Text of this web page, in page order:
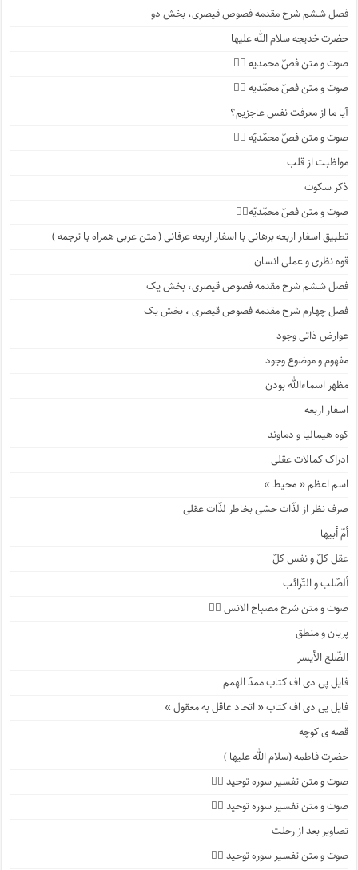
فصل ششم شرح مقدمه فصوص قیصری، بخش دو
حضرت خدیجه سلام الله علیها
صوت و متن فصّ محمدیه ۴️⃣
صوت و متن فصّ محمّدیه ۳️⃣
آیا ما از معرفت نفس عاجزیم؟
صوت و متن فصّ محمّدیّه ۲️⃣
مواظبت از قلب
ذکر سکوت
صوت و متن فصّ محمّدیّه۱️⃣
تطبیق اسفار اربعه برهانی با اسفار اربعه عرفانی ( متن عربی همراه با ترجمه )
قوه نظری و عملی انسان
فصل ششم شرح مقدمه فصوص قیصری، بخش یک
فصل چهارم شرح مقدمه فصوص قیصری ، بخش یک
عوارض ذاتی وجود
مفهوم و موضوع وجود
مظهر اسماءالله بودن
اسفار اربعه
کوه هیمالیا و دماوند
ادراک کمالات عقلی
اسم اعظم « محیط »
صرف نظر از لذّات حسّی بخاطر لذّات عقلی
أمّ أبیها
عقل کلّ و نفس کلّ
ألصّلب و التّرائب
صوت و متن شرح مصباح الانس ۹️⃣
پریان و منطق
الضّلع الأیسر
فایل پی دی اف کتاب ممدّ الهمم
فایل پی دی اف کتاب « اتحاد عاقل به معقول »
قصه ی کوچه
حضرت فاطمه (سلام الله علیها )
صوت و متن تفسیر سوره توحید ۴️⃣
صوت و متن تفسیر سوره توحید ۳️⃣
تصاویر بعد از رحلت
صوت و متن تفسیر سوره توحید ۲️⃣